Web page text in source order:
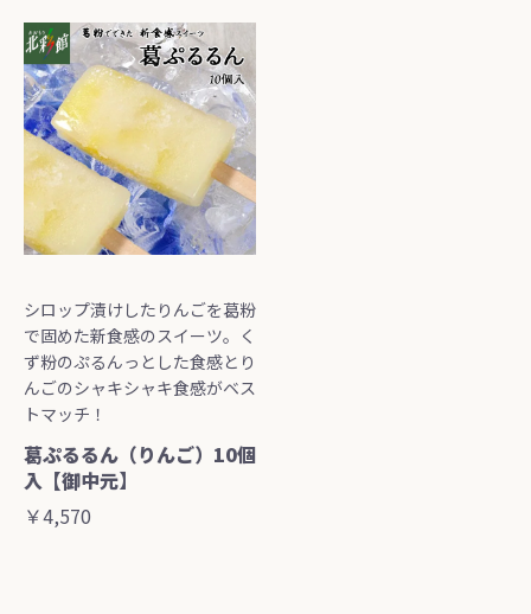
シロップ漬けしたりんごを葛粉
で固めた新食感のスイーツ。く
ず粉のぷるんっとした食感とり
んごのシャキシャキ食感がベス
トマッチ！
葛ぷるるん（りんご）10個
入【御中元】
￥4,570